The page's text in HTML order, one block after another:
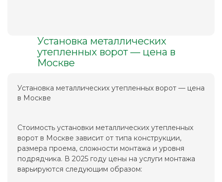
Установка металлических
утепленных ворот — цена в
Москве
Установка металлических утепленных ворот — цена
в Москве
Стоимость установки металлических утепленных
ворот в Москве зависит от типа конструкции,
размера проема, сложности монтажа и уровня
подрядчика. В 2025 году цены на услуги монтажа
варьируются следующим образом: